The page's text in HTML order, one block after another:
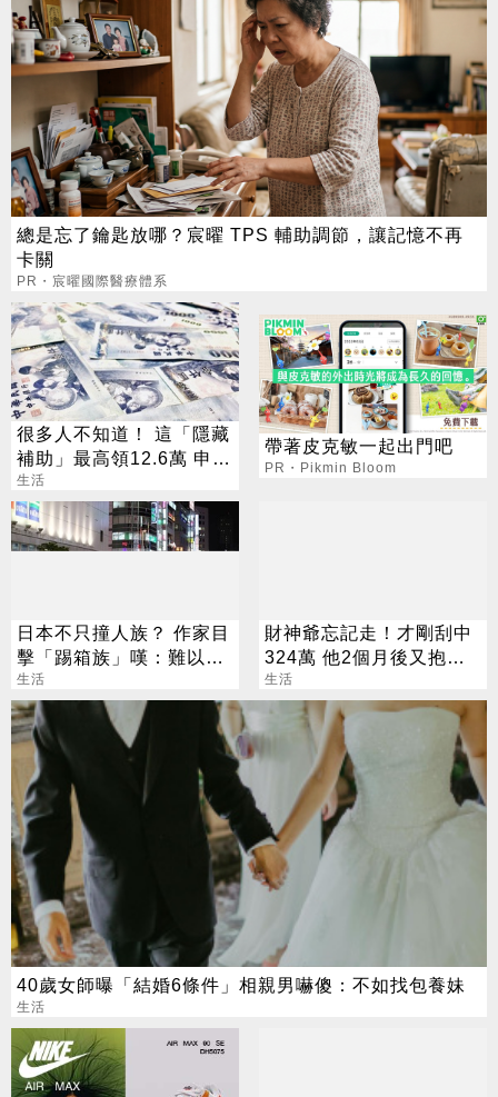
總是忘了鑰匙放哪？宸曜 TPS 輔助調節，讓記憶不再
卡關
PR・宸曜國際醫療體系
很多人不知道！ 這「隱藏
補助」最高領12.6萬 申請
資格一次看
生活
帶著皮克敏一起出門吧
PR・Pikmin Bloom
日本不只撞人族？ 作家目
擊「踢箱族」嘆：難以理
解
生活
財神爺忘記走！才剛刮中
324萬 他2個月後又抱回
3243萬
生活
40歲女師曝「結婚6條件」相親男嚇傻：不如找包養妹
生活